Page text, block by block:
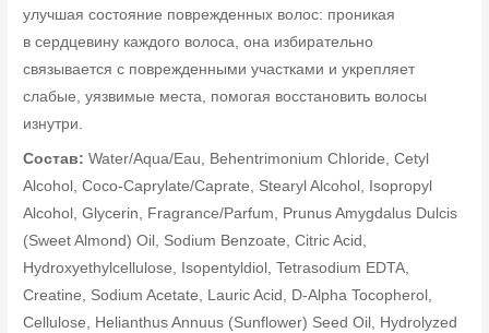
улучшая состояние поврежденных волос: проникая
в сердцевину каждого волоса, она избирательно
связывается с поврежденными участками и укрепляет
слабые, уязвимые места, помогая восстановить волосы
изнутри.
Состав: Water/Aqua/Eau, Behentrimonium Chloride, Cetyl
Alcohol, Coco-Caprylate/Caprate, Stearyl Alcohol, Isopropyl
Alcohol, Glycerin, Fragrance/Parfum, Prunus Amygdalus Dulcis
(Sweet Almond) Oil, Sodium Benzoate, Citric Acid,
Hydroxyethylcellulose, Isopentyldiol, Tetrasodium EDTA,
Creatine, Sodium Acetate, Lauric Acid, D-Alpha Tocopherol,
Cellulose, Helianthus Annuus (Sunflower) Seed Oil, Hydrolyzed